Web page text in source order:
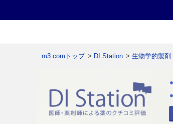
m3.comトップ > DI Station > 生物学的製剤